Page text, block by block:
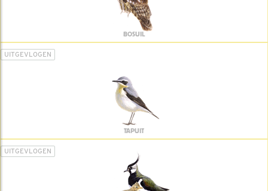
BOSUIL
UITGEVLOGEN
TAPUIT
UITGEVLOGEN